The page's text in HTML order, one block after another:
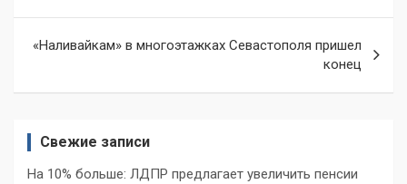
записям
«Наливайкам» в многоэтажках Севастополя пришел
конец
Свежие записи
На 10% больше: ЛДПР предлагает увеличить пенсии